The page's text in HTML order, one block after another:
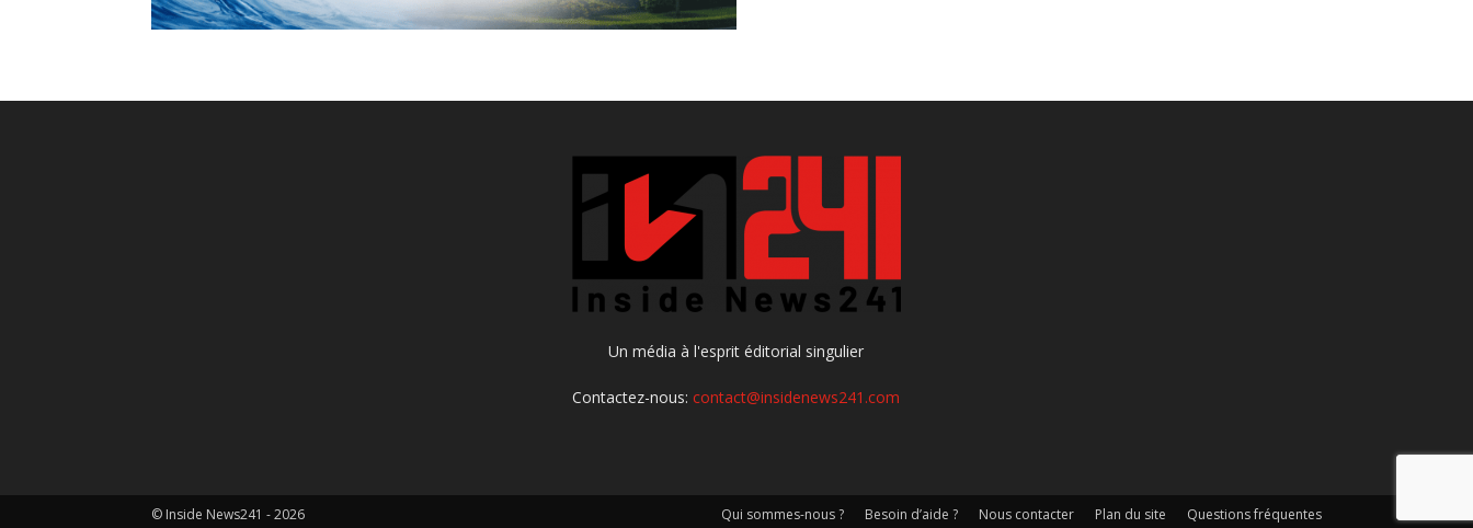
Un média à l'esprit éditorial singulier
Contactez-nous:contact@insidenews241.com
Qui sommes-nous ? Besoin d’aide ? Nous contacter Plan du site Questions fréquentes
© Inside News241 - 2026